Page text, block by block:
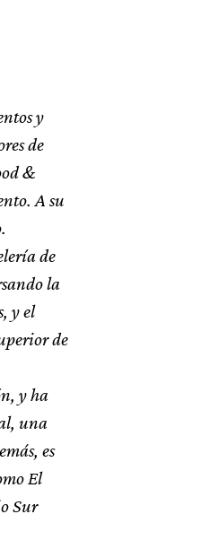
y
de
&
A su
de
la
y el
de
y ha
una
es
El
Sur